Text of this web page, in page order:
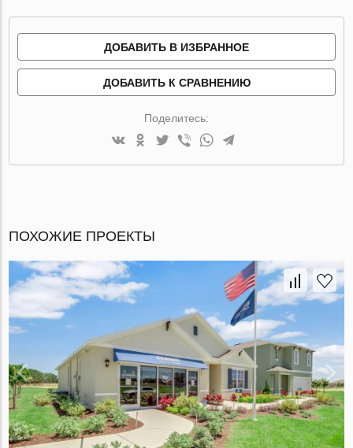
ДОБАВИТЬ В ИЗБРАННОЕ
ДОБАВИТЬ К СРАВНЕНИЮ
Поделитесь:
ПОХОЖИЕ ПРОЕКТЫ